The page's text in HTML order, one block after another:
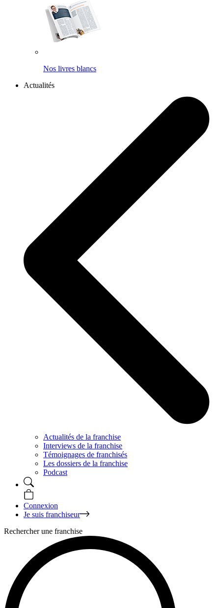
Nos livres blancs
Actualités
Actualités de la franchise
Interviews de la franchise
Témoignages de franchisés
Les dossiers de la franchise
Podcast
Connexion
Je suis franchiseur
Rechercher une franchise